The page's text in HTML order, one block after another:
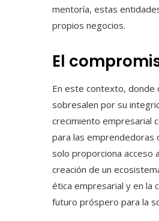
mentoría, estas
propios negocios.
El
En este contexto, donde
sobresalen por su
crecimiento empresarial
para las emprendedoras
solo proporciona acceso
creación de un
ética empresarial y en la
futuro próspero para la